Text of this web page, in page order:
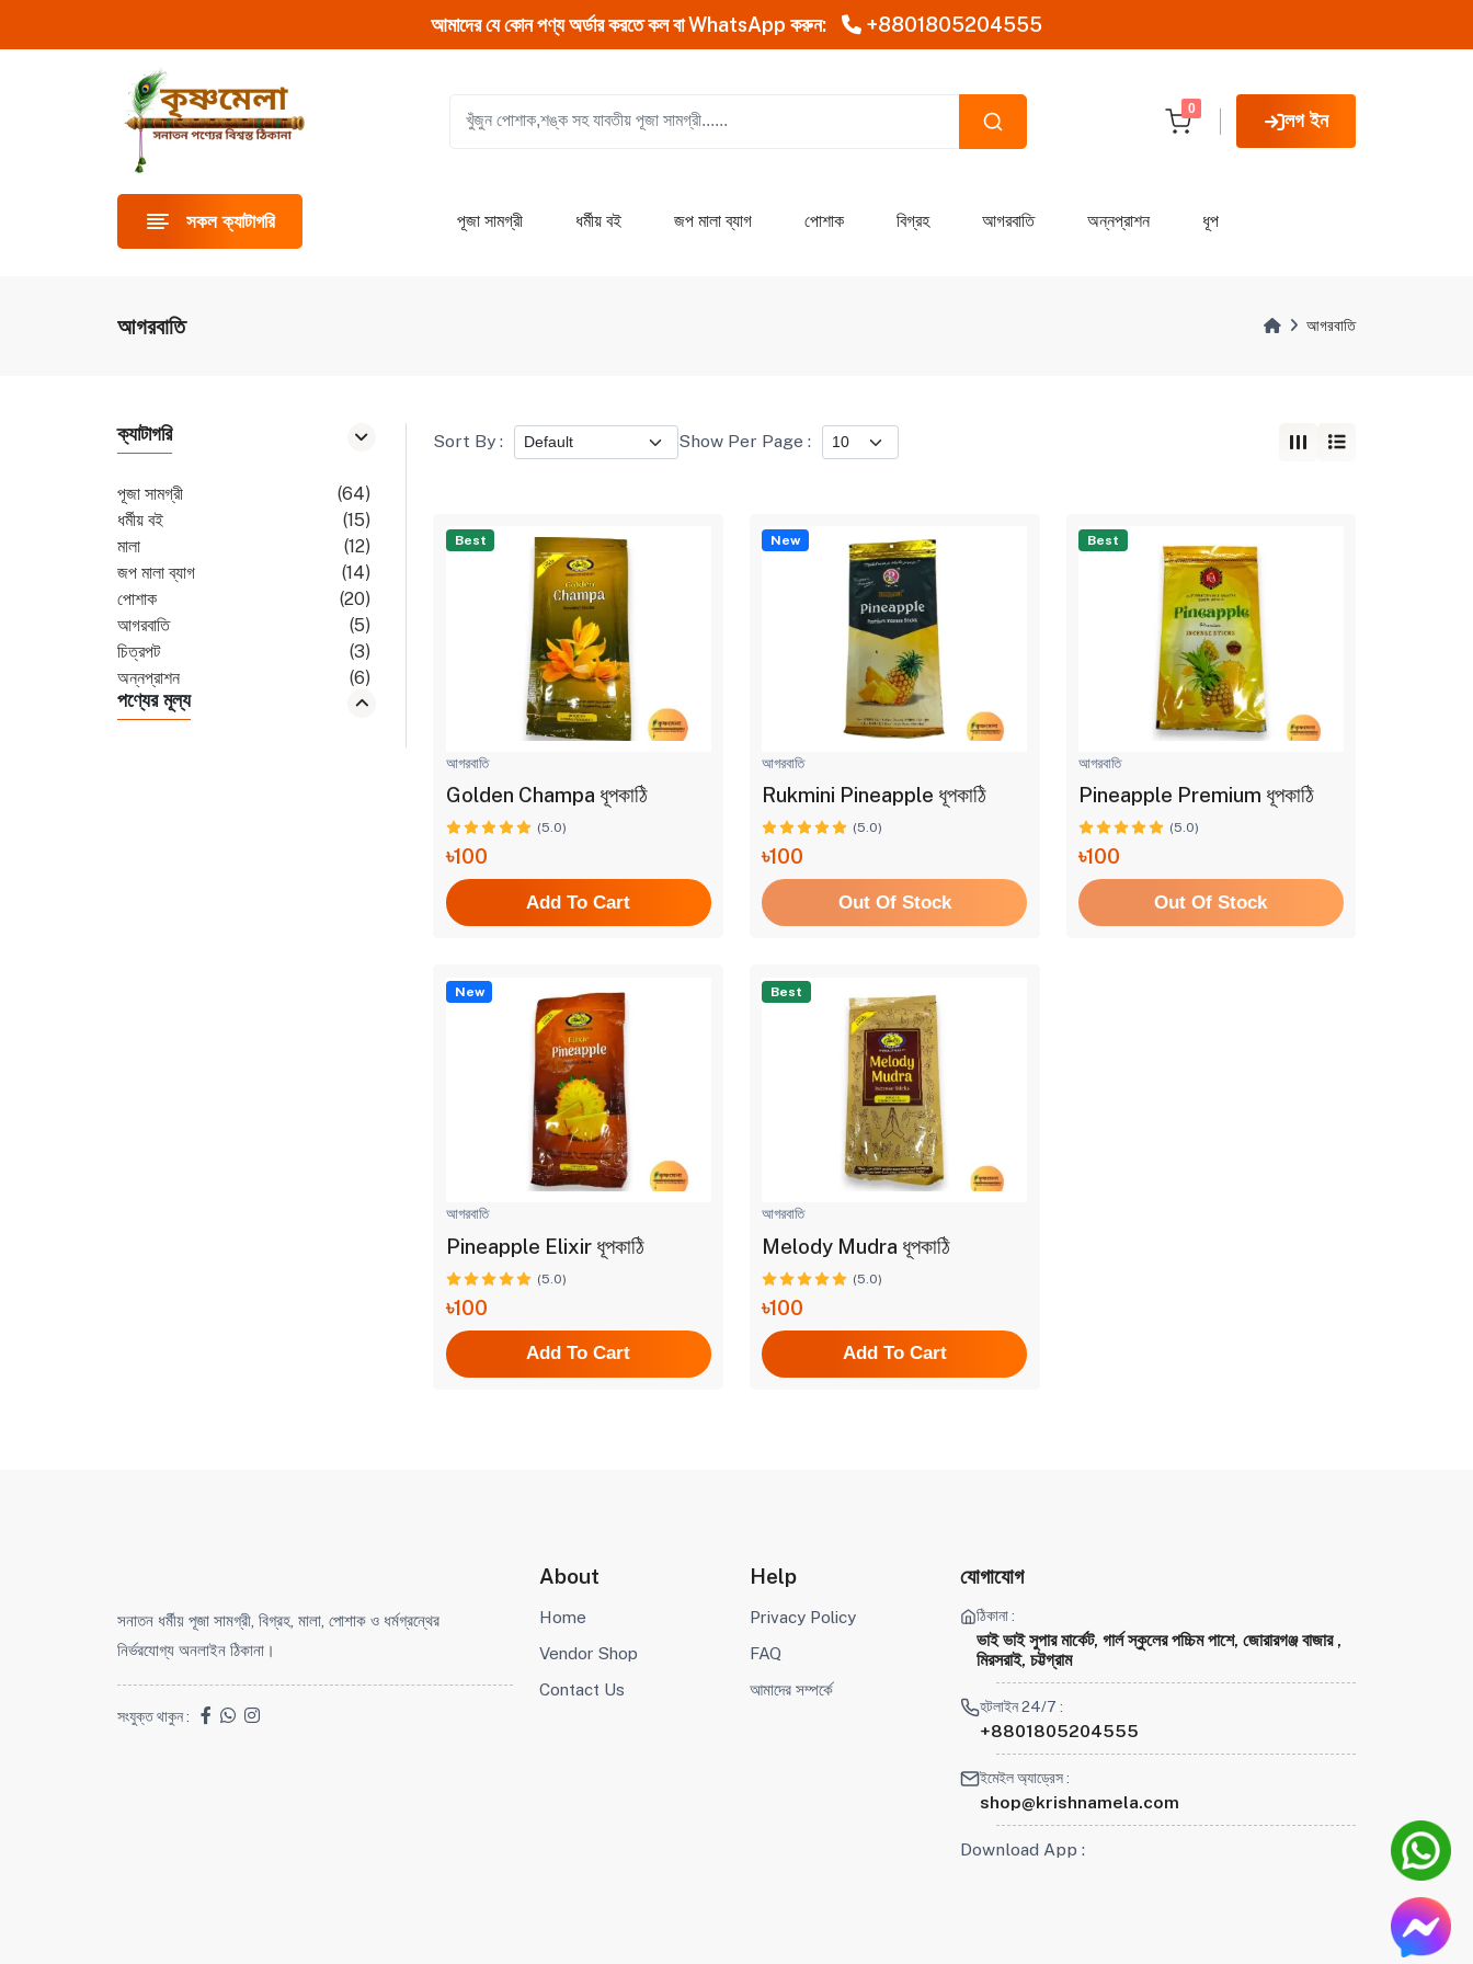
আমাদের যে কোন পণ্য অর্ডার করতে কল বা WhatsApp করুন: +8801805204555
0
লগ ইন
সকল ক্যাটাগরি পূজা সামগ্রী ধর্মীয় বই জপ মালা ব্যাগ পোশাক বিগ্রহ আগরবাতি অন্নপ্রাশন ধূপ
আগরবাতি আগরবাতি
ক্যাটাগরি
পূজা সামগ্রী
(64)
ধর্মীয় বই
(15)
মালা
(12)
জপ মালা ব্যাগ
(14)
পোশাক
(20)
আগরবাতি
(5)
চিত্রপট
(3)
অন্নপ্রাশন
(6)
বিবাহ সামগ্রী
(2)
পণ্যের মূল্য
Sort By : Show Per Page :
Best
আগরবাতি
Golden Champa ধূপকাঠি
(5.0)
৳100
Add To Cart
New
আগরবাতি
Rukmini Pineapple ধূপকাঠি
(5.0)
৳100
Out Of Stock
Best
আগরবাতি
Pineapple Premium ধূপকাঠি
(5.0)
৳100
Out Of Stock
New
আগরবাতি
Pineapple Elixir ধূপকাঠি
(5.0)
৳100
Add To Cart
Best
আগরবাতি
Melody Mudra ধূপকাঠি
(5.0)
৳100
Add To Cart
সনাতন ধর্মীয় পূজা সামগ্রী, বিগ্রহ, মালা, পোশাক ও ধর্মগ্রন্থের
নির্ভরযোগ্য অনলাইন ঠিকানা।
সংযুক্ত থাকুন :
About
Home
Vendor Shop
Contact Us
Help
Privacy Policy
FAQ
আমাদের সম্পর্কে
যোগাযোগ
ঠিকানা :
ভাই ভাই সুপার মার্কেট, গার্ল স্কুলের পচ্চিম পাশে, জোরারগঞ্জ বাজার ,
মিরসরাই, চট্টগ্রাম
হটলাইন 24/7 :
+8801805204555
ইমেইল অ্যাড্রেস :
shop@krishnamela.com
Download App :